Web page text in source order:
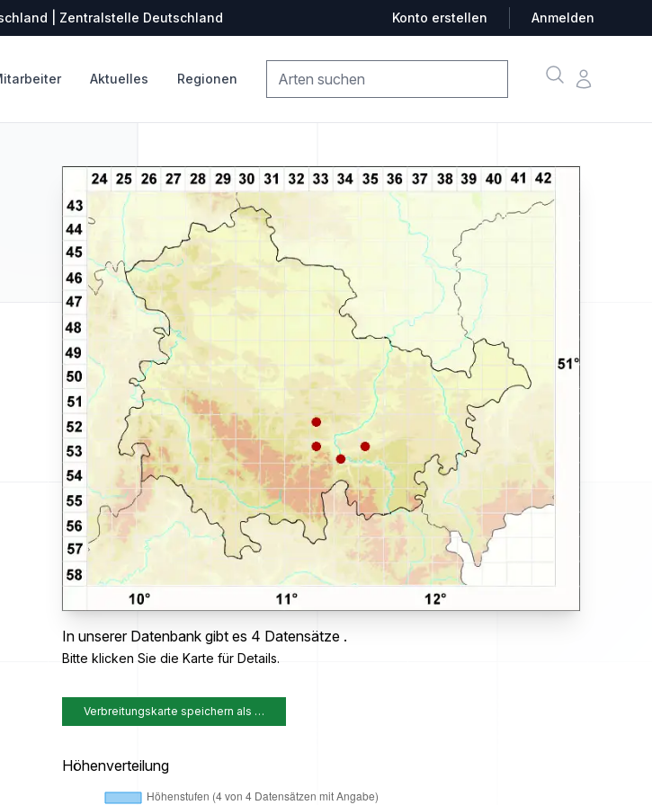
| Zentralstelle Deutschland Konto erstellen Anmelden
Aktuelles Regionen SucheKonto
In unserer Datenbank gibt es 4 Datensätze .
Bitte klicken Sie die Karte für Details.
Verbreitungskarte speichern als …
Höhenverteilung